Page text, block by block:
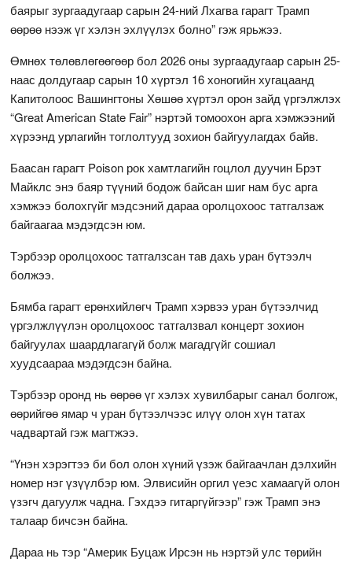
баярыг зургаадугаар сарын 24-ний Лхагва гарагт Трамп
өөрөө нээж үг хэлэн эхлүүлэх болно” гэж ярьжээ.
Өмнөх төлөвлөгөөгөөр бол 2026 оны зургаадугаар сарын 25-
наас долдугаар сарын 10 хүртэл 16 хоногийн хугацаанд
Капитолоос Вашингтоны Хөшөө хүртэл орон зайд үргэлжлэх
“Great American State Fair” нэртэй томоохон арга хэмжээний
хүрээнд урлагийн тоглолтууд зохион байгуулагдах байв.
Баасан гарагт Poison рок хамтлагийн гоцлол дуучин Брэт
Майклс энэ баяр түүний бодож байсан шиг нам бус арга
хэмжээ болохгүйг мэдсэний дараа оролцохоос татгалзаж
байгаагаа мэдэгдсэн юм.
Тэрбээр оролцохоос татгалзсан тав дахь уран бүтээлч
болжээ.
Бямба гарагт ерөнхийлөгч Трамп хэрвээ уран бүтээлчид
үргэлжлүүлэн оролцохоос татгалзвал концерт зохион
байгуулах шаардлагагүй болж магадгүйг сошиал
хуудсаараа мэдэгдсэн байна.
Тэрбээр оронд нь өөрөө үг хэлэх хувилбарыг санал болгож,
өөрийгөө ямар ч уран бүтээлчээс илүү олон хүн татах
чадвартай гэж магтжээ.
“Үнэн хэрэгтээ би бол олон хүний үзэж байгаачлан дэлхийн
номер нэг үзүүлбэр юм. Элвисийн оргил үеэс хамаагүй олон
үзэгч дагуулж чадна. Гэхдээ гитаргүйгээр” гэж Трамп энэ
талаар бичсэн байна.
Дараа нь тэр “Америк Буцаж Ирсэн нь нэртэй улс төрийн